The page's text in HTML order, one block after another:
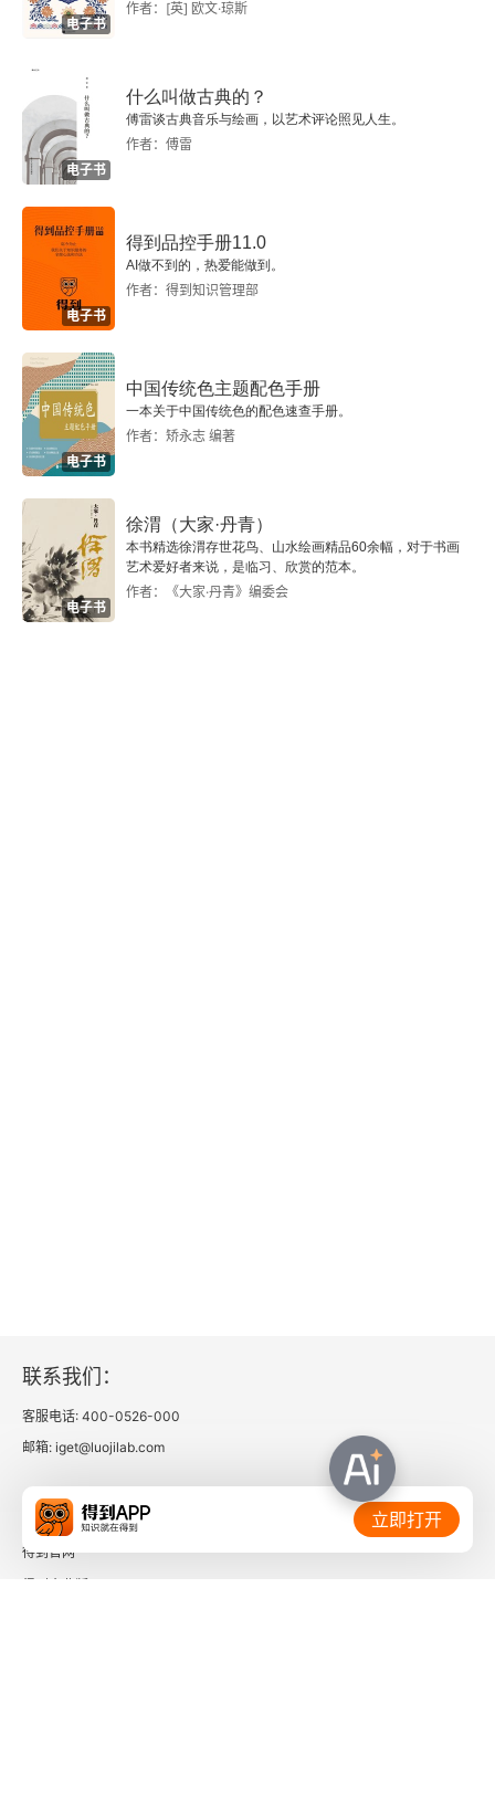
电子书
作者：[英] 欧文·琼斯
电子书
什么叫做古典的？
傅雷谈古典音乐与绘画，以艺术评论照见人生。
作者：傅雷
电子书
得到品控手册11.0
AI做不到的，热爱能做到。
作者：得到知识管理部
电子书
中国传统色主题配色手册
一本关于中国传统色的配色速查手册。
作者：矫永志 编著
电子书
徐渭（大家·丹青）
本书精选徐渭存世花鸟、山水绘画精品60余幅，对于书画
艺术爱好者来说，是临习、欣赏的范本。
作者：《大家·丹青》编委会
联系我们：
客服电话: 400-0526-000
邮箱: iget@luojilab.com
相关链接：
得到官网
立即打开